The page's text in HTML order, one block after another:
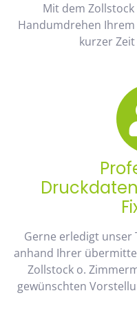
Mit dem
Handumdrehen
kurzer
Gerne erledigt unser
anhand Ihrer
Zollstock o.
gewünschten